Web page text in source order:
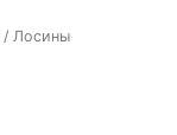
/ Лосины